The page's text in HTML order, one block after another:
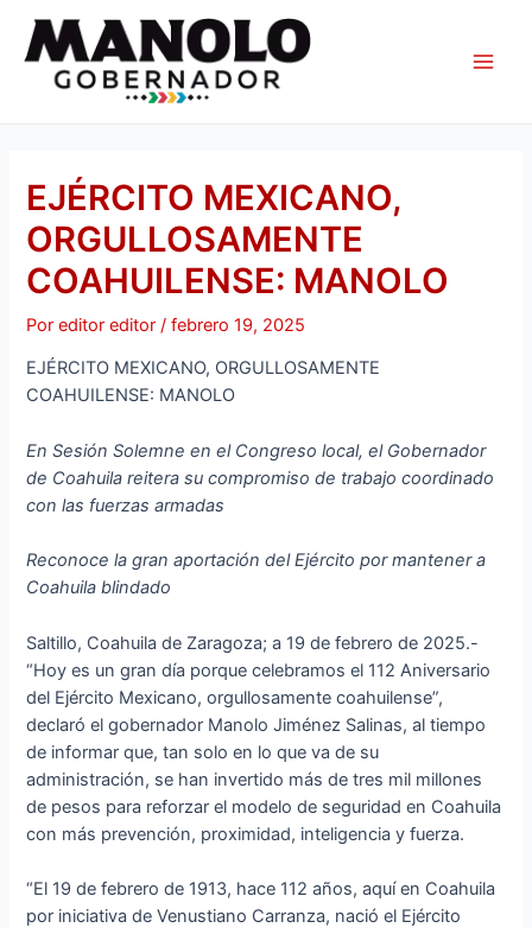
contenido
EJÉRCITO MEXICANO,
ORGULLOSAMENTE
COAHUILENSE: MANOLO
Poreditor editor/febrero 19, 2025
EJÉRCITO MEXICANO, ORGULLOSAMENTE
COAHUILENSE: MANOLO
En Sesión Solemne en el Congreso local, el Gobernador
de Coahuila reitera su compromiso de trabajo coordinado
con las fuerzas armadas
Reconoce la gran aportación del Ejército por mantener a
Coahuila blindado
Saltillo, Coahuila de Zaragoza; a 19 de febrero de 2025.-
“Hoy es un gran día porque celebramos el 112 Aniversario
del Ejército Mexicano, orgullosamente coahuilense”,
declaró el gobernador Manolo Jiménez Salinas, al tiempo
de informar que, tan solo en lo que va de su
administración, se han invertido más de tres mil millones
de pesos para reforzar el modelo de seguridad en Coahuila
con más prevención, proximidad, inteligencia y fuerza.
“El 19 de febrero de 1913, hace 112 años, aquí en Coahuila
por iniciativa de Venustiano Carranza, nació el Ejército
de
entradas